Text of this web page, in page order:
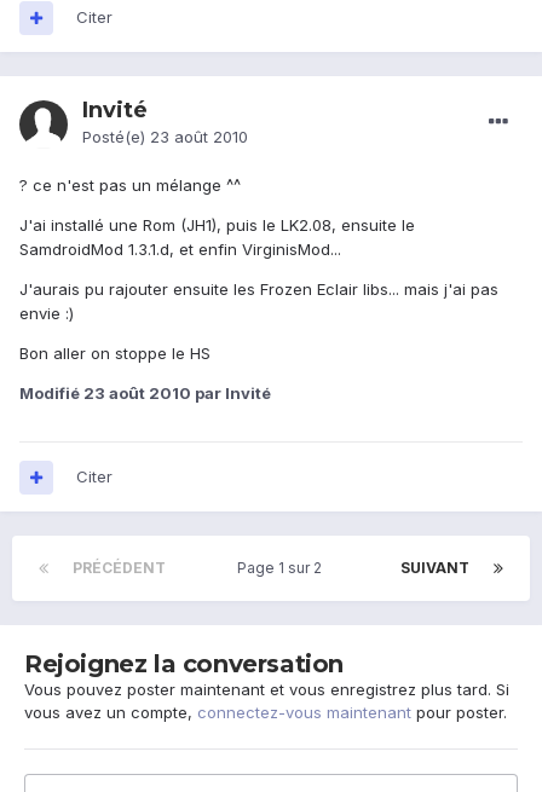
Citer
Invité
Posté(e) 23 août 2010
? ce n'est pas un mélange ^^
J'ai installé une Rom (JH1), puis le LK2.08, ensuite le
SamdroidMod 1.3.1.d, et enfin VirginisMod...
J'aurais pu rajouter ensuite les Frozen Eclair libs... mais j'ai pas
envie :)
Bon aller on stoppe le HS
Modifié 23 août 2010 par Invité
Citer
PRÉCÉDENT SUIVANT
Page 1 sur 2
Rejoignez la conversation
Vous pouvez poster maintenant et vous enregistrez plus tard. Si
vous avez un compte, connectez-vous maintenant pour poster.